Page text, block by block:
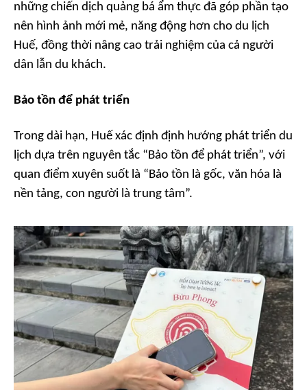
những chiến dịch quảng bá ẩm thực đã góp phần tạo
nên hình ảnh mới mẻ, năng động hơn cho du lịch
Huế, đồng thời nâng cao trải nghiệm của cả người
dân lẫn du khách.
Bảo tồn để phát triển
Trong dài hạn, Huế xác định định hướng phát triển du
lịch dựa trên nguyên tắc “Bảo tồn để phát triển”, với
quan điểm xuyên suốt là “Bảo tồn là gốc, văn hóa là
nền tảng, con người là trung tâm”.